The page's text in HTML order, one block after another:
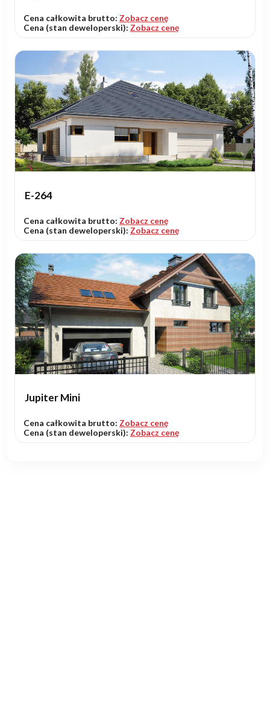
Cena całkowita brutto: Zobacz cenę
Cena (stan deweloperski): Zobacz cenę
E-264
Cena całkowita brutto: Zobacz cenę
Cena (stan deweloperski): Zobacz cenę
Jupiter Mini
Cena całkowita brutto: Zobacz cenę
Cena (stan deweloperski): Zobacz cenę